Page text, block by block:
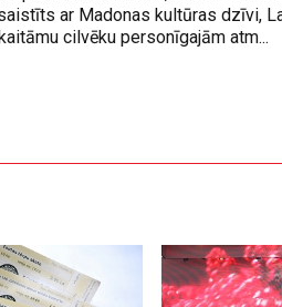
ar Madonas kultūras dzīvi,
cilvēku personīgajām atm...